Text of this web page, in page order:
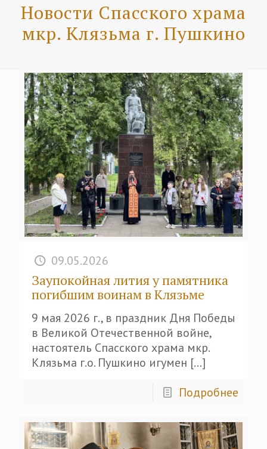
Новости Спасского храма
мкр. Клязьма г. Пушкино
09.05.2026
Заупокойная лития у памятника
погибшим воинам в Клязьме
9 мая 2026 г., в праздник Дня Победы
в Великой Отечественной войне,
настоятель Спасского храма мкр.
Клязьма г.о. Пушкино игумен […]
Подробнее